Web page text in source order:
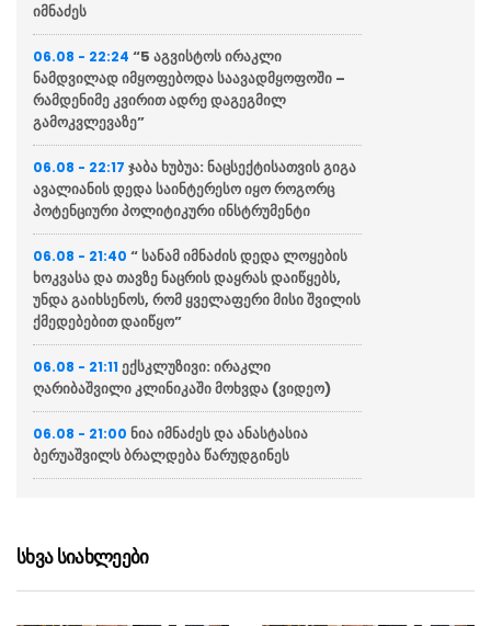
იმნაძეს
06.08 - 22:24 “5 აგვისტოს ირაკლი
ნამდვილად იმყოფებოდა საავადმყოფოში –
რამდენიმე კვირით ადრე დაგეგმილ
გამოკვლევაზე”
06.08 - 22:17 ჯაბა ხუბუა: ნაცსექტისათვის გიგა
ავალიანის დედა საინტერესო იყო როგორც
პოტენციური პოლიტიკური ინსტრუმენტი
06.08 - 21:40 “ სანამ იმნაძის დედა ლოყების
ხოკვასა და თავზე ნაცრის დაყრას დაიწყებს,
უნდა გაიხსენოს, რომ ყველაფერი მისი შვილის
ქმედებებით დაიწყო”
06.08 - 21:11 ექსკლუზივი: ირაკლი
ღარიბაშვილი კლინიკაში მოხვდა (ვიდეო)
06.08 - 21:00 ნია იმნაძეს და ანასტასია
ბერუაშვილს ბრალდება წარუდგინეს
ფლოტის დაახლოებით 80%-ში”
სხვა სიახლეები